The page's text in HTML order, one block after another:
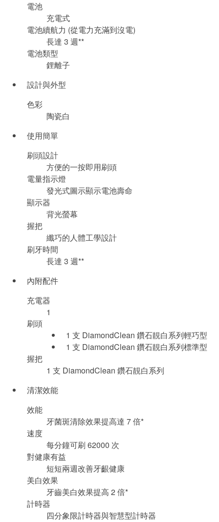
電池
充電式
電池續航力 (從電力充滿到沒電)
長達 3 週**
電池類型
鋰離子
設計與外型
色彩
陶瓷白
使用簡單
刷頭設計
方便的一按即用刷頭
電量指示燈
發光式圖示顯示電池壽命
顯示器
背光螢幕
握把
纖巧的人體工學設計
刷牙時間
長達 3 週**
內附配件
充電器
1
刷頭
1 支 DiamondClean 鑽石靚白系列輕巧型
1 支 DiamondClean 鑽石靚白系列標準型
握把
1 支 DiamondClean 鑽石靚白系列
清潔效能
效能
牙菌斑清除效果提高達 7 倍*
速度
每分鐘可刷 62000 次
對健康有益
短短兩週改善牙齦健康
美白效果
牙齒美白效果提高 2 倍*
計時器
四分象限計時器與智慧型計時器